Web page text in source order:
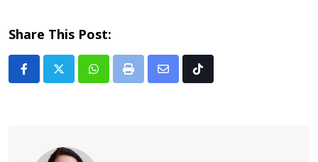
Share This Post:
Whatsapp
Print
Share Tiktok